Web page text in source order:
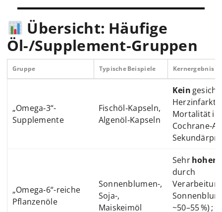
Übersicht: Häufige
Öl-/Supplement-Gruppen
Gruppe Typische Beispiele Kernergebnis
„Omega‑3“-
Supplemente
Fischöl‑Kapseln,
Algenöl‑Kapseln
Kein
Herzinfarkt,
Mortalität in
„Omega‑6“-reiche
Pflanzenöle
Sonnenblumen-,
Soja-,
Maiskeimöl
Sehrhoher
durch
~50–55 %) ;